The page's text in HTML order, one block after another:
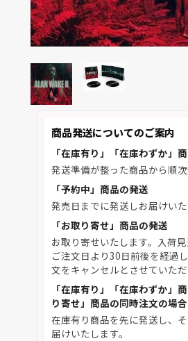
商品発送についてのご案内
「在庫有り」「在庫わずか」
発送準備が整った商品から順
「予約中」商品の発送
発売日までに発送しお届けいた
「お取り寄せ」商品の発送
お取り寄せいたします。入荷
ご注文日より30日前後を経過
文をキャンセルとさせていただ
「在庫有り」「在庫わずか」
り寄せ」商品の同時注文の場合
在庫有り商品を先に発送し、
届けいたします。